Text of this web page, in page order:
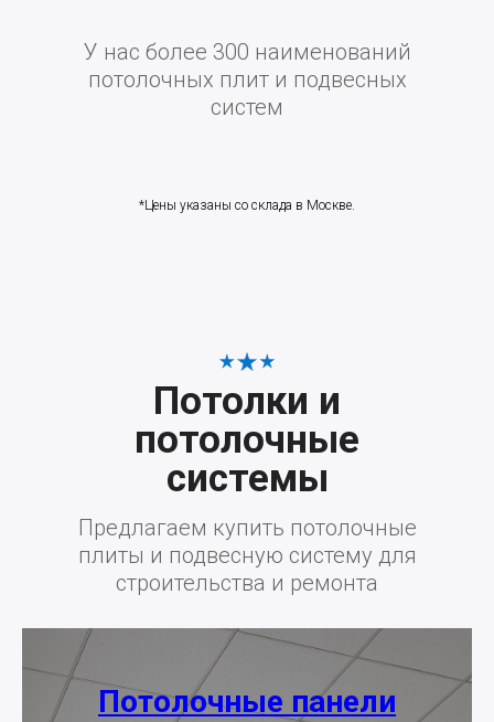
У нас более 300 наименований
потолочных плит и подвесных
систем
*Цены указаны со склада в Москве.
Потолки и
потолочные
системы
Предлагаем купить потолочные
плиты и подвесную систему для
строительства и ремонта
Потолочные панели